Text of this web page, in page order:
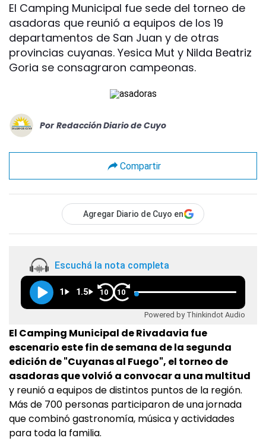
El Camping Municipal fue sede del torneo de
asadoras que reunió a equipos de los 19
departamentos de San Juan y de otras
provincias cuyanas. Yesica Mut y Nilda Beatriz
Goria se consagraron campeonas.
Por Redacción Diario de Cuyo
Compartir
Agregar Diario de Cuyo en
Escuchá la nota completa
1 1.5 10 10
Powered by Thinkindot Audio
El Camping Municipal de Rivadavia fue
escenario este fin de semana de la segunda
edición de "Cuyanas al Fuego", el torneo de
asadoras que volvió a convocar a una multitud
y reunió a equipos de distintos puntos de la región.
Más de 700 personas participaron de una jornada
que combinó gastronomía, música y actividades
para toda la familia.